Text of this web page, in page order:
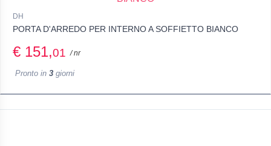
DH
PORTA D'ARREDO PER INTERNO A SOFFIETTO BIANCO
€ 151,01 / nr
Pronto in 3 giorni